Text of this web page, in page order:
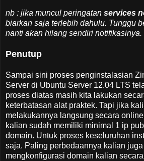
nb : jika muncul peringatan services
biarkan saja terlebih dahulu. Tunggu
nanti akan hilang sendiri notifikasinya.
Penutup
Sampai sini proses penginstalasian
Server di Ubuntu Server 12.04 LTS
proses diatas masih kita lakukan
keterbatasan alat praktek. Tapi jika
melakukannya langsung secara
kalian sudah memiliki minimal 1 ip
domain. Untuk proses keseluruhan
saja. Paling perbedaannya kalian
mengkonfigurasi domain kalian